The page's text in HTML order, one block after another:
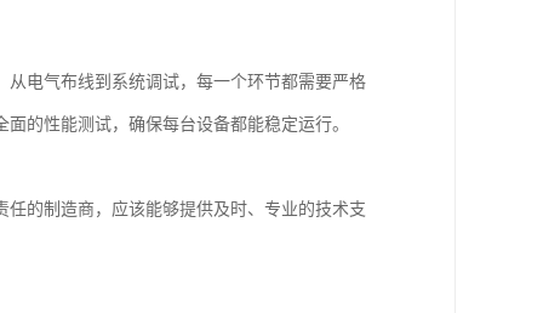
电气布线到系统调试，每一个环节都需要严格
的性能测试，确保每台设备都能稳定运行。
的制造商，应该能够提供及时、专业的技术支